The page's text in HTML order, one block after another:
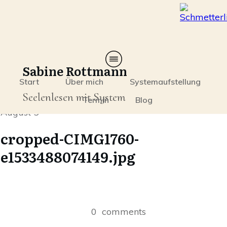
Start Über mich
Systemaufstellung
Termin
Blog
Sabine Rottmann
Seelenlesen mit System
August 5
cropped-CIMG1760-
e1533488074149.jpg
0 comments